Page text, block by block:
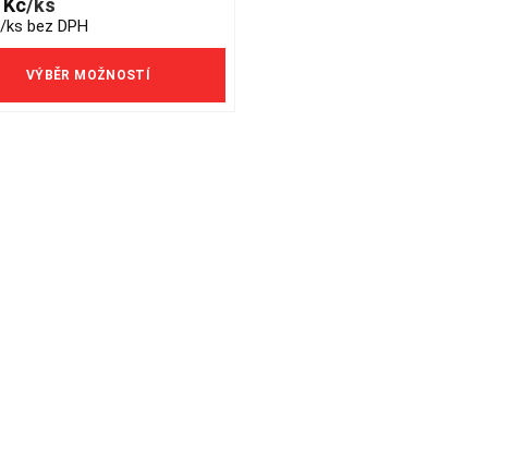
Kč/ks
ks bez DPH
VÝBĚR MOŽNOSTÍ